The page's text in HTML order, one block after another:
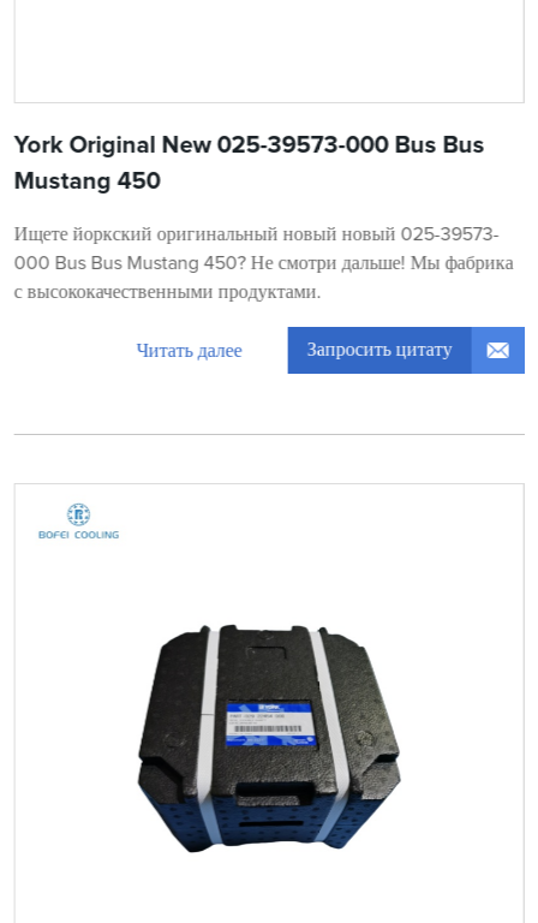
York Original New 025-39573-000 Bus Bus
Mustang 450
Ищете йоркский оригинальный новый новый 025-39573-
000 Bus Bus Mustang 450? Не смотри дальше! Мы фабрика
с высококачественными продуктами.
Читать далее Запросить цитату